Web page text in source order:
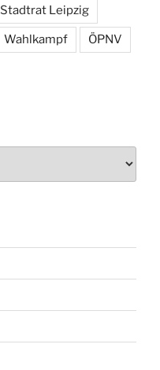
Stadtrat Leipzig
Wahlkampf ÖPNV